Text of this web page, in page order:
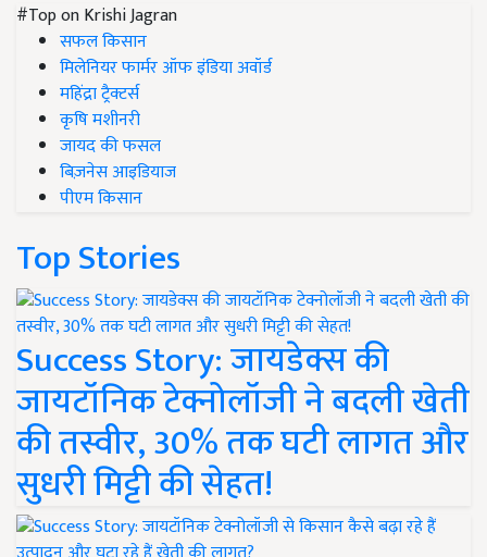
#Top on Krishi Jagran
सफल किसान
मिलेनियर फार्मर ऑफ इंडिया अवॉर्ड
महिंद्रा ट्रैक्टर्स
कृषि मशीनरी
जायद की फसल
बिज़नेस आइडियाज
पीएम किसान
Top Stories
Success Story: जायडेक्स की
जायटॉनिक टेक्नोलॉजी ने बदली खेती
की तस्वीर, 30% तक घटी लागत और
सुधरी मिट्टी की सेहत!